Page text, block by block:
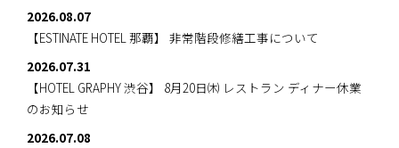
2026.08.07
【ESTINATE HOTEL 那覇】 非常階段修繕工事について
2026.07.31
【HOTEL GRAPHY 渋谷】 8月20日㈭ レストラン ディナー休業
のお知らせ
2026.07.08